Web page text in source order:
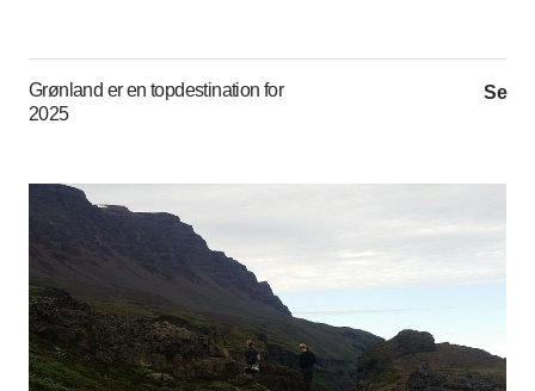
Grønland er en topdestination for
2025
Se